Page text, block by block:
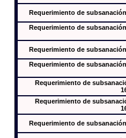
Requerimiento de
Requerimiento de
Requerimiento de
Requerimiento de
Requerimiento de
Requerimiento de
Requerimiento de